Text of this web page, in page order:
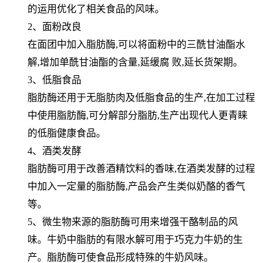
的运用优化了相关食品的风味。
2、面粉改良
在面团中加入脂肪酶,可以将面粉中的三酰甘油酯水
解,增加单酰甘油酯的含量,延缓腐 败,延长货架期。
3、低脂食品
脂肪酶还用于无脂肪肉及低脂食品的生产,在加工过程
中使用脂肪酶,可分解部分脂肪,生产出现代人更青睐
的低脂健康食品。
4、酒类发酵
脂肪酶可用于改善酒精饮料的香味,在酒类发酵的过程
中加入一定量的脂肪酶,产品会产生类似奶酪的香气
等。
5、微生物来源的脂肪酶可用来增强干酪制品的风
味。牛奶中脂肪的有限水解可用于巧克力牛奶的生
产。脂肪酶可使食品形成特殊的牛奶风味。